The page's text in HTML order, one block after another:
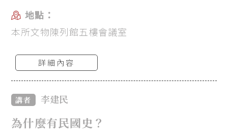
地點：
本所文物陳列館五樓會議室
詳細內容
講者 李建民
為什麼有民國史？